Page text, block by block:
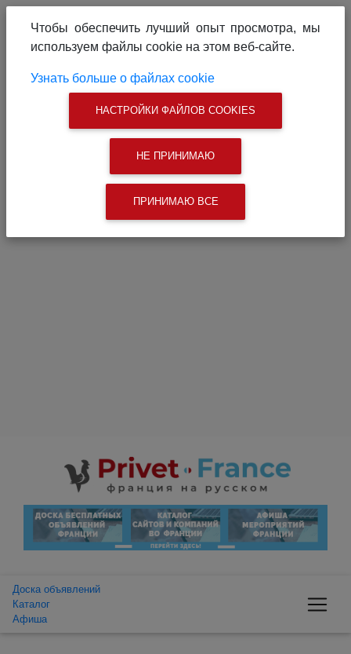
Связаться с нами
Поиск
Доска объявлений
Каталог
Афиша
Чтобы обеспечить лучший опыт просмотра, мы
используем файлы cookie на этом веб-сайте.
Узнать больше о файлах cookie